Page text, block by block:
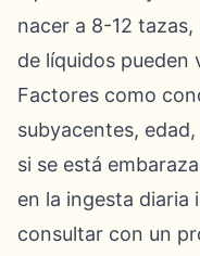
nacer a 8-12
de líquidos pueden
Factores como
subyacentes,
si se está
en la ingesta diaria
consultar con un